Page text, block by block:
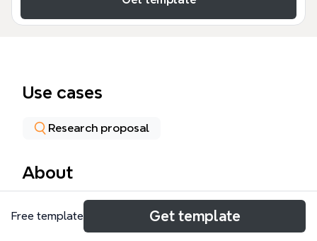
Use cases
Research proposal
About
Este mapa mental de Educación analiza la crisis
educativa en México a través de 6 ramas
Free template Get template